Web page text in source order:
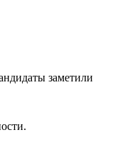
заметили